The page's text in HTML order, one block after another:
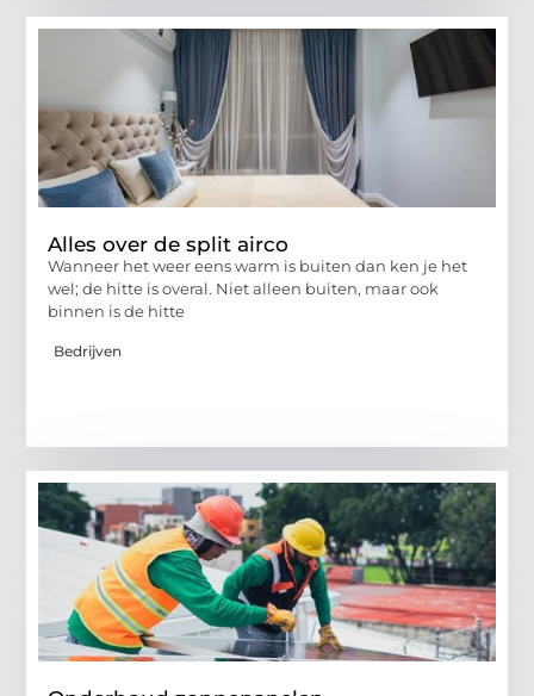
Alles over de split airco
Wanneer het weer eens warm is buiten dan ken je het
wel; de hitte is overal. Niet alleen buiten, maar ook
binnen is de hitte
Bedrijven